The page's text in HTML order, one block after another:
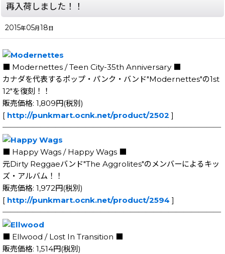
再入荷しました！！
2015年05月18日
■ Modernettes / Teen City-35th Anniversary ■
カナダを代表するポップ・パンク・バンド"Modernettes"の1st
12"を復刻！！
販売価格: 1,809円(税別)
[ http://punkmart.ocnk.net/product/2502 ]
─────────────────────────────
■ Happy Wags / Happy Wags ■
元Dirty Reggaeバンド"The Aggrolites"のメンバーによるキッ
ズ・アルバム！！
販売価格: 1,972円(税別)
[ http://punkmart.ocnk.net/product/2594 ]
─────────────────────────────
■ Ellwood / Lost In Transition ■
販売価格: 1,514円(税別)